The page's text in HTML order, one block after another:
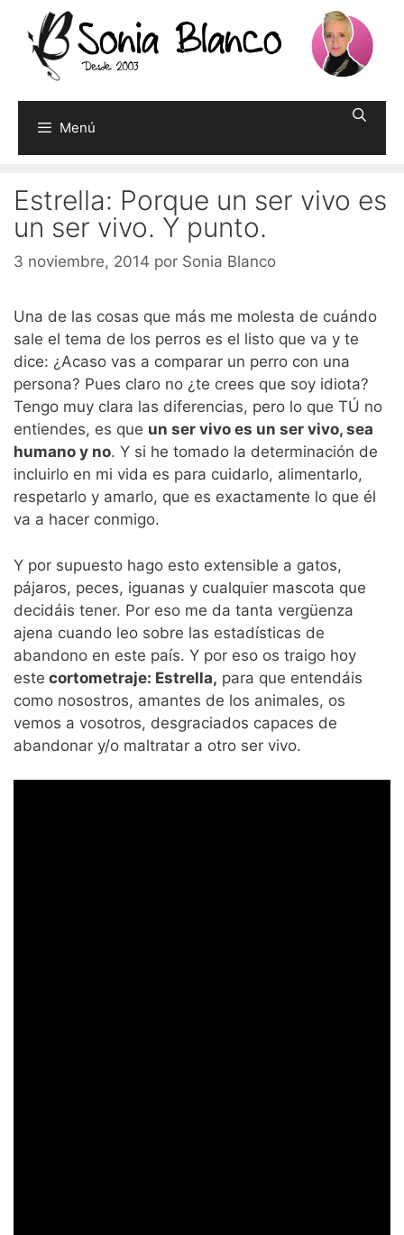
contenido
Menú
Estrella: Porque un ser vivo es
un ser vivo. Y punto.
3 noviembre, 2014 por Sonia Blanco
Una de las cosas que más me molesta de cuándo
sale el tema de los perros es el listo que va y te
dice: ¿Acaso vas a comparar un perro con una
persona? Pues claro no ¿te crees que soy idiota?
Tengo muy clara las diferencias, pero lo que TÚ no
entiendes, es que un ser vivo es un ser vivo, sea
humano y no. Y si he tomado la determinación de
incluirlo en mi vida es para cuidarlo, alimentarlo,
respetarlo y amarlo, que es exactamente lo que él
va a hacer conmigo.
Y por supuesto hago esto extensible a gatos,
pájaros, peces, iguanas y cualquier mascota que
decidáis tener. Por eso me da tanta vergüenza
ajena cuando leo sobre las estadísticas de
abandono en este país. Y por eso os traigo hoy
este cortometraje: Estrella, para que entendáis
como nosostros, amantes de los animales, os
vemos a vosotros, desgraciados capaces de
abandonar y/o maltratar a otro ser vivo.